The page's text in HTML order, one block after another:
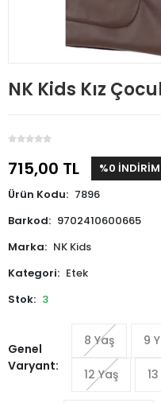
NK Kids Kız
715,00 TL
%0 İNDİRİM
Ürün Kodu: 7896
Barkod: 9702410600665
Marka: NK Kids
Kategori: Etek
Stok: 3
Genel
Varyant:
8 Yaş 9
12 Yaş